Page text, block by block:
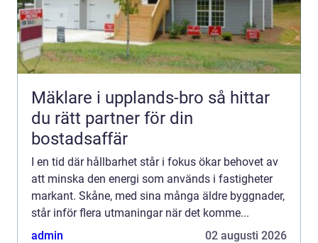
Mäklare i upplands-bro så hittar
du rätt partner för din
bostadsaffär
I en tid där hållbarhet står i fokus ökar behovet av
att minska den energi som används i fastigheter
markant. Skåne, med sina många äldre byggnader,
står inför flera utmaningar när det komme...
admin
02 augusti 2026